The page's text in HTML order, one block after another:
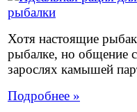
Хотя настоящие
рыбалке, но общение
зарослях камышей
Подробнее »